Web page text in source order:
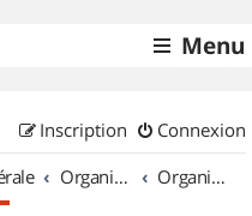
Menu
Connexion
Inscription
Organisation de sorties & Recherche de partenaires Organisation de sorties en région Auvergne